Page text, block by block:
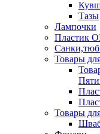
Тазы
Лампочки
Пластик
Товары
Товары